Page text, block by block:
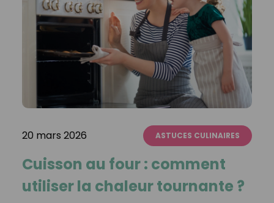
20 mars 2026 ASTUCES CULINAIRES
Cuisson au four : comment
utiliser la chaleur tournante ?